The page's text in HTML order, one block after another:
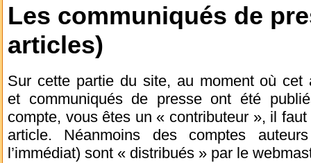
Les communiqués de
articles)
Sur cette partie du site, au moment où cet
et communiqués de presse ont été
compte, vous êtes un « contributeur », il
article. Néanmoins des comptes
l’immédiat) sont « distribués » par le